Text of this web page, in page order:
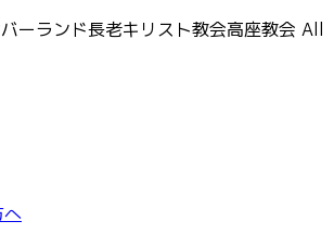
ーランド長老キリスト教会高座教会 All